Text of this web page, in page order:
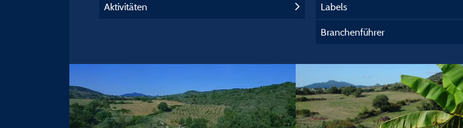
Aktivitäten Labels
Branchenführer